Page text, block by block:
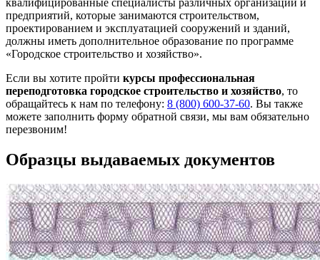
предприятий, которые занимаются строительством,
проектированием и эксплуатацией сооружений и зданий,
должны иметь дополнительное образование по программе
«Городское строительство и хозяйство».
Если вы хотите пройти курсы профессиональная
переподготовка городское строительство и хозяйство, то
обращайтесь к нам по телефону: 8 (800) 600-37-60. Вы также
можете заполнить форму обратной связи, мы вам обязательно
перезвоним!
Образцы выдаваемых документов